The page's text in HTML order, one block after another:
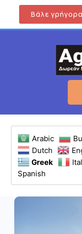
Βάλε
Arabic
Dutch
Greek
Spanish